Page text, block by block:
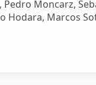
Moncarz,
Hodara, Marcos